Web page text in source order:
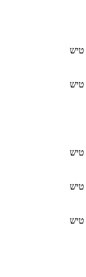
טיש
טיש
טיש
טיש
טיש